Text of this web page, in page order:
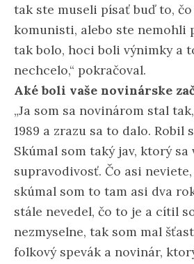
tak ste museli písať buď to,
komunisti, alebo ste nemohli
tak bolo, hoci boli výnimky a
nechcelo,“ pokračoval.
Aké boli vaše novinárske
„Ja som sa novinárom stal
1989 a zrazu sa to dalo. Robil
Skúmal som taký jav, ktorý sa
supravodivosť. Čo asi
skúmal som to tam asi dva
stále nevedel, čo to je a cítil
nezmyselne, tak som mal
folkový spevák a novinár,